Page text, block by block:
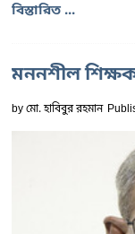
বিস্তারিত ...
মননশীল
byমো. হাবিবুর রহমান